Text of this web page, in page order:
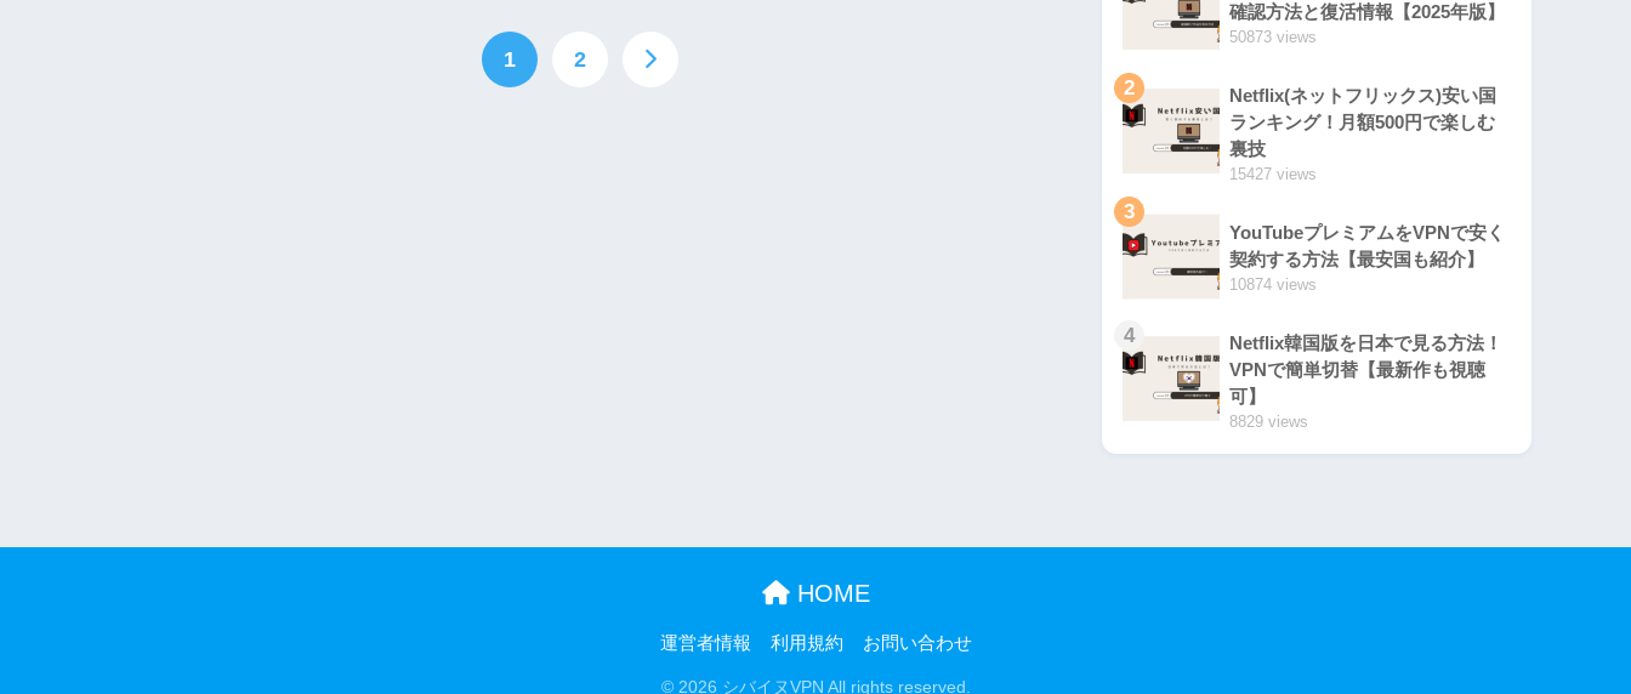
1 2
確認方法と復活情報【2025年版】
50873 views
2
Netflix(ネットフリックス)安い国
ランキング！月額500円で楽しむ
裏技
15427 views
3
YouTubeプレミアムをVPNで安く
契約する方法【最安国も紹介】
10874 views
4
Netflix韓国版を日本で見る方法！
VPNで簡単切替【最新作も視聴
可】
8829 views
HOME
運営者情報 利用規約 お問い合わせ
© 2026 シバイヌVPN All rights reserved.